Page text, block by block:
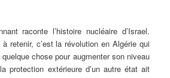
raconte l’histoire nucléaire d’Israel.
retenir, c’est la révolution en Algérie qui
chose pour augmenter son niveau
protection extérieure d’un autre état ait